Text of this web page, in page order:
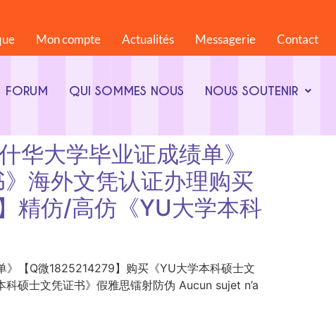
Mon compte Actualités Messagerie Contact
FORUM QUI SOMMES NOUS NOUS SOUTENIR
大学毕业证成绩单》
海外文凭认证办理购买
精仿/高仿《YU大学本科
【Q微1825214279】购买《YU大学本科硕士文
硕士文凭证书》假雅思镭射防伪 Aucun sujet n’a